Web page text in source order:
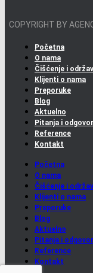
COPYRIGHT BY
Početna
O nama
Čišćenje i
Klijenti o nama
Preporuke
Blog
Aktuelno
Pitanja i
Reference
Kontakt
Početna
O nama
Čišćenje i
Klijenti o nama
Preporuke
Blog
Aktuelno
Pitanja i
Reference
Kontakt